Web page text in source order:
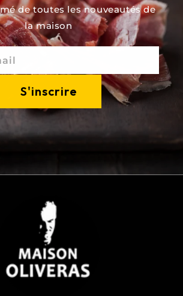
de toutes les nouveautés de
la maison
S'inscrire